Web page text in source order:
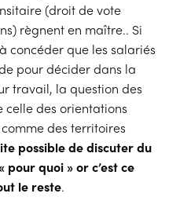
(droit de vote
règnent en maître.. Si
concéder que les salariés
pour décider dans la
travail, la question des
des orientations
des territoires
possible de discuter du
quoi » or c’est ce
le reste.